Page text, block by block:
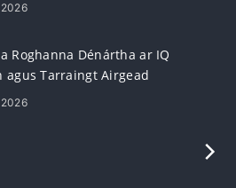
Roghanna Dénártha ar IQ
agus Tarraingt Airgead